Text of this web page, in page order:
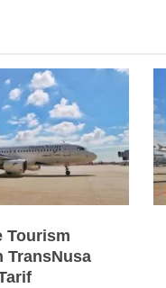
Tourism
TransNusa